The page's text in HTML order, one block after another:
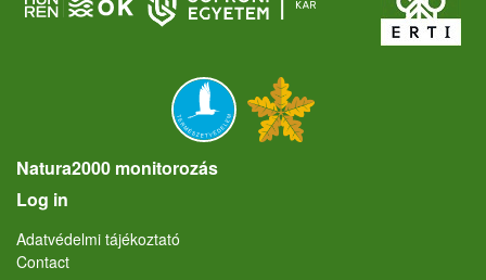
Natura2000 monitorozás
User account menu
Log in
Lábléc
Adatvédelmi tájékoztató
Contact